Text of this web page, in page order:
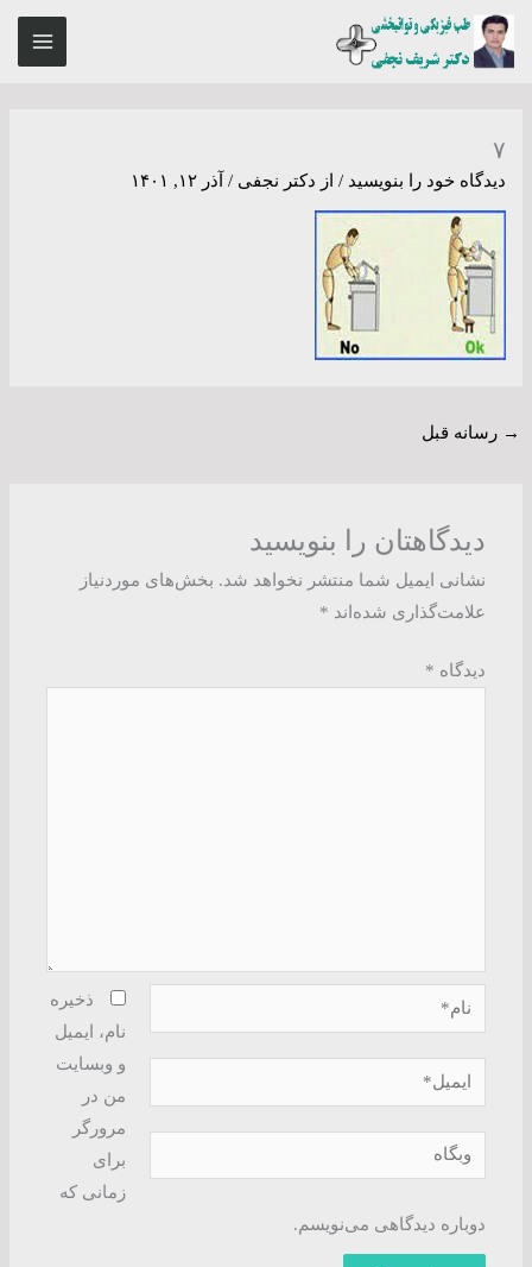
پرش
۷
دیدگاه‌ خود را بنویسید / از دکتر نجفی/ آذر ۱۲, ۱۴۰۱
→ رسانه قبل
دیدگاهتان را بنویسید
نشانی ایمیل شما منتشر نخواهد شد. بخش‌های موردنیاز
علامت‌گذاری شده‌اند *
دیدگاه *
نام*
ایمیل*
وبگاه
ذخیره
نام، ایمیل
و وبسایت
من در
مرورگر
برای
زمانی که
دوباره دیدگاهی می‌نویسم.